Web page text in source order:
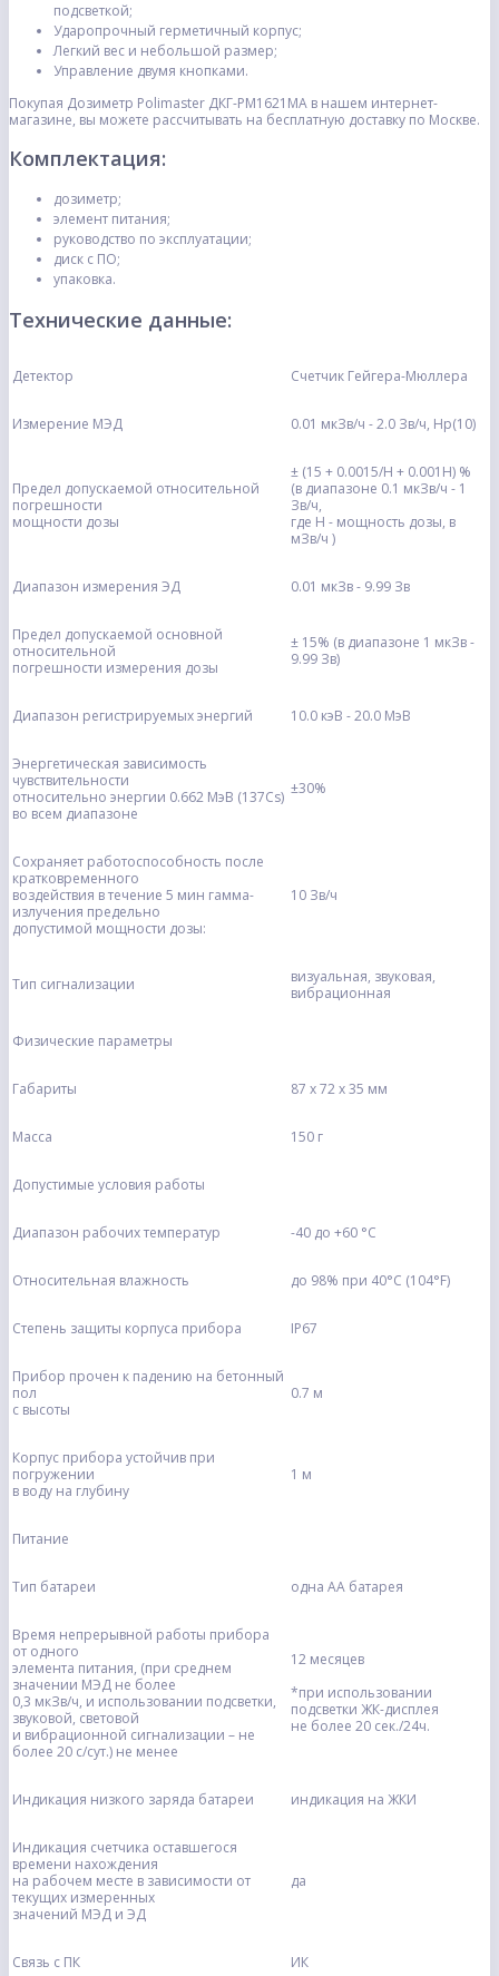
подсветкой;
Ударопрочный герметичный корпус;
Легкий вес и небольшой размер;
Управление двумя кнопками.
Покупая Дозиметр Polimaster ДКГ-PM1621MA в нашем интернет-
магазине, вы можете рассчитывать на бесплатную доставку по Москве.
Комплектация:
дозиметр;
элемент питания;
руководство по эксплуатации;
диск с ПО;
упаковка.
Технические данные:
Детектор Счетчик Гейгера-Мюллера
Измерение МЭД 0.01 мкЗв/ч - 2.0 Зв/ч, Hp(10)
Предел допускаемой относительной
погрешности
мощности дозы
± (15 + 0.0015/H + 0.001H) %
(в диапазоне 0.1 мкЗв/ч - 1
Зв/ч,
где Н - мощность дозы, в
мЗв/ч )
Диапазон измерения ЭД 0.01 мкЗв - 9.99 Зв
Предел допускаемой основной
относительной
погрешности измерения дозы
± 15% (в диапазоне 1 мкЗв -
9.99 Зв)
Диапазон регистрируемых энергий 10.0 кэВ - 20.0 МэВ
Энергетическая зависимость
чувствительности
относительно энергии 0.662 МэВ (137Cs)
во всем диапазоне
±30%
Сохраняет работоспособность после
кратковременного
воздействия в течение 5 мин гамма-
излучения предельно
допустимой мощности дозы:
10 Зв/ч
Тип сигнализации
визуальная, звуковая,
вибрационная
Физические параметры
Габариты 87 x 72 x 35 мм
Масса 150 г
Допустимые условия работы
Диапазон рабочих температур -40 до +60 °С
Относительная влажность до 98% при 40°C (104°F)
Степень защиты корпуса прибора IP67
Прибор прочен к падению на бетонный
пол
с высоты
0.7 м
Корпус прибора устойчив при
погружении
в воду на глубину
1 м
Питание
Тип батареи одна АА батарея
Время непрерывной работы прибора
от одного
элемента питания, (при среднем
значении МЭД не более
0,3 мкЗв/ч, и использовании подсветки,
звуковой, световой
и вибрационной сигнализации – не
более 20 c/сут.) не менее
12 месяцев
*при использовании
подсветки ЖК-дисплея
не более 20 сек./24ч.
Индикация низкого заряда батареи индикация на ЖКИ
Индикация счетчика оставшегося
времени нахождения
на рабочем месте в зависимости от
текущих измеренных
значений МЭД и ЭД
да
Связь с ПК ИК